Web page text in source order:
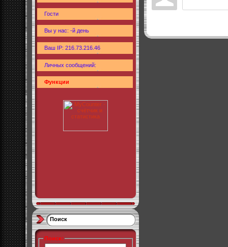
Гости
Вы у нас: -й день
Ваш IP: 216.73.216.46
Личных сообщений:
Функции
Поиск
Поиск: